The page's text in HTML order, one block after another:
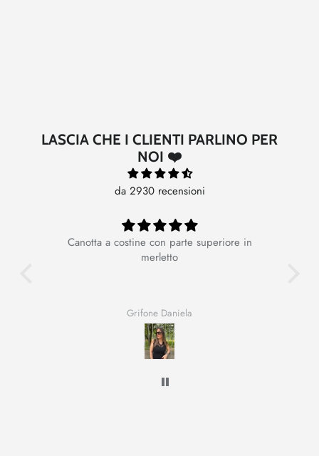
LASCIA CHE I CLIENTI PARLINO PER
NOI ❤️
da 2930 recensioni
Canotta a costine con parte superiore in
merletto
Grifone Daniela